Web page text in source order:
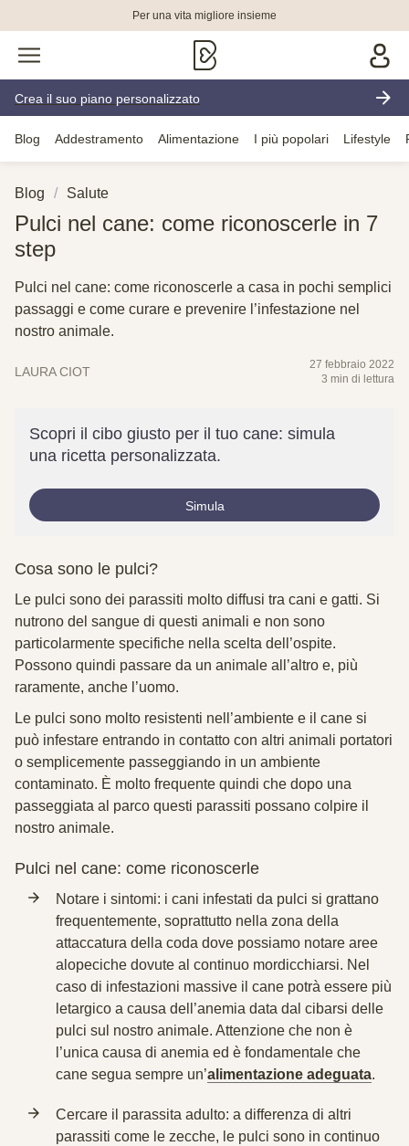
Per una vita migliore insieme
Crea il suo piano personalizzato
Blog Addestramento Alimentazione I più popolari Lifestyle
Blog Salute
Pulci nel cane: come riconoscerle in 7
step
Pulci nel cane: come riconoscerle a casa in pochi semplici
passaggi e come curare e prevenire l’infestazione nel
nostro animale.
LAURA CIOT
27 febbraio 2022
3 min di lettura
Scopri il cibo giusto per il tuo cane: simula
una ricetta personalizzata.
Simula
Cosa sono le pulci?
Le pulci sono dei parassiti molto diffusi tra cani e gatti. Si
nutrono del sangue di questi animali e non sono
particolarmente specifiche nella scelta dell’ospite.
Possono quindi passare da un animale all’altro e, più
raramente, anche l’uomo.
Le pulci sono molto resistenti nell’ambiente e il cane si
può infestare entrando in contatto con altri animali portatori
o semplicemente passeggiando in un ambiente
contaminato. È molto frequente quindi che dopo una
passeggiata al parco questi parassiti possano colpire il
nostro animale.
Pulci nel cane: come riconoscerle
Notare i sintomi: i cani infestati da pulci si grattano
frequentemente, soprattutto nella zona della
attaccatura della coda dove possiamo notare aree
alopeciche dovute al continuo mordicchiarsi. Nel
caso di infestazioni massive il cane potrà essere più
letargico a causa dell’anemia data dal cibarsi delle
pulci sul nostro animale. Attenzione che non è
l’unica causa di anemia ed è fondamentale che
cane segua sempre un’alimentazione adeguata.
Cercare il parassita adulto: a differenza di altri
parassiti come le zecche, le pulci sono in continuo